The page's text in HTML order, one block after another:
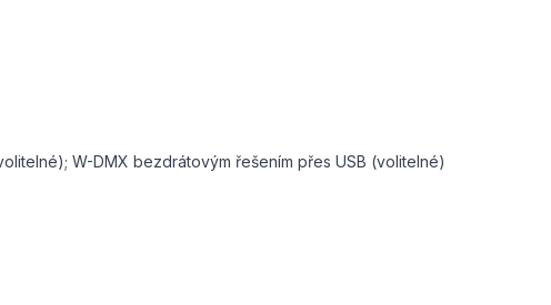
W-DMX bezdrátovým řešením přes USB (volitelné)